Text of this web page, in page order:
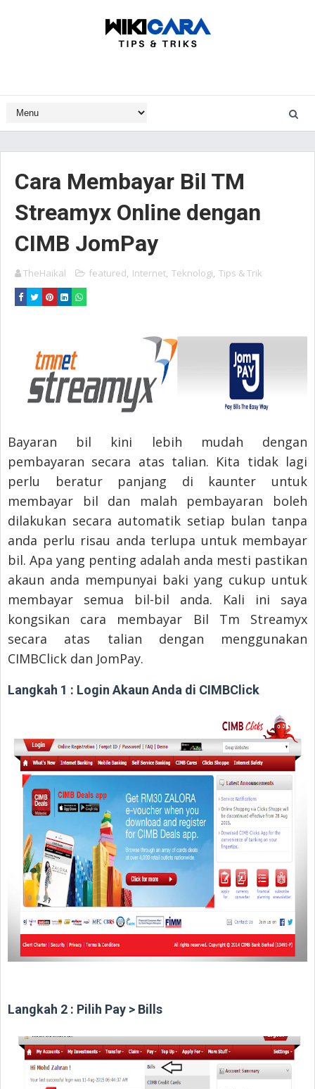
Cara Membayar Bil TM
Streamyx Online dengan
CIMB JomPay
TheHaikal featured, Internet, Teknologi, Tips & Trik
Bayaran bil kini lebih mudah dengan
pembayaran secara atas talian. Kita tidak lagi
perlu beratur panjang di kaunter untuk
membayar bil dan malah pembayaran boleh
dilakukan secara automatik setiap bulan tanpa
anda perlu risau anda terlupa untuk membayar
bil. Apa yang penting adalah anda mesti pastikan
akaun anda mempunyai baki yang cukup untuk
membayar semua bil-bil anda. Kali ini saya
kongsikan cara membayar Bil Tm Streamyx
secara atas talian dengan menggunakan
CIMBClick dan JomPay.
Langkah 1 : Login Akaun Anda di CIMBClick
Langkah 2 : Pilih Pay > Bills